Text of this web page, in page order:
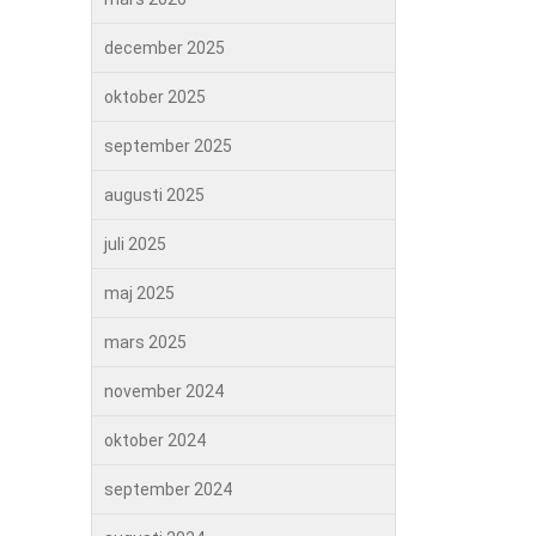
december 2025
oktober 2025
september 2025
augusti 2025
juli 2025
maj 2025
mars 2025
november 2024
oktober 2024
september 2024